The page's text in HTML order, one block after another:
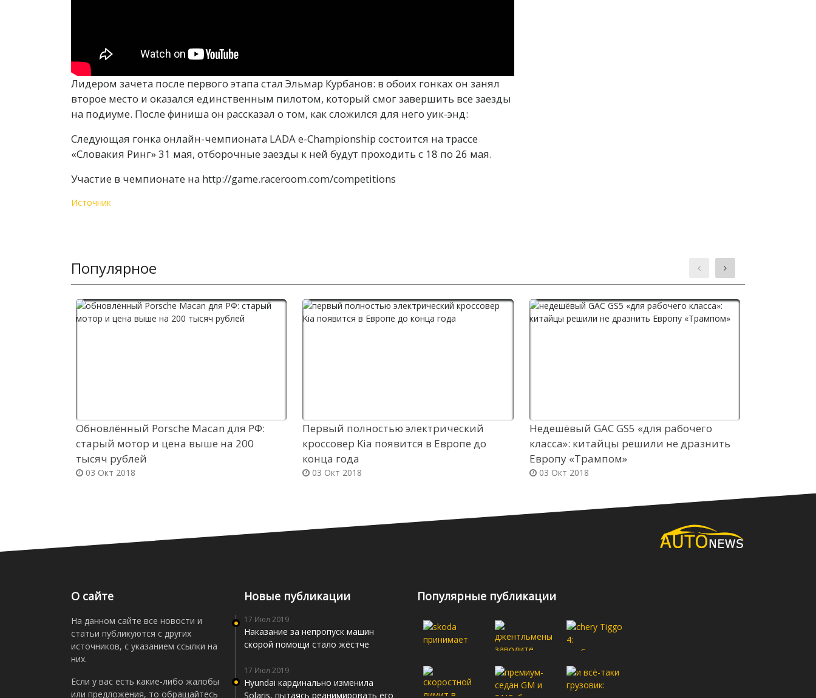
Лидером зачета после первого этапа стал Эльмар Курбанов: в обоих гонках он занял
второе место и оказался единственным пилотом, который смог завершить все заезды
на подиуме. После финиша он рассказал о том, как сложился для него уик-энд:
Следующая гонка онлайн-чемпионата LADA e-Championship состоится на трассе
«Словакия Ринг» 31 мая, отборочные заезды к ней будут проходить с 18 по 26 мая.
Участие в чемпионате на http://game.raceroom.com/competitions
Источник
Популярное
Обновлённый Porsche Macan для РФ:
старый мотор и цена выше на 200
тысяч рублей
03 Окт 2018
Первый полностью электрический
кроссовер Kia появится в Европе до
конца года
03 Окт 2018
Недешёвый GAC GS5 «для рабочего
класса»: китайцы решили не дразнить
Европу «Трампом»
03 Окт 2018
О сайте
На данном сайте все новости и
статьи публикуются с других
источников, с указанием ссылки на
них.
Если у вас есть какие-либо жалобы
или предложения, то обращайтесь
Новые публикации
17 Июл 2019
Наказание за непропуск машин
скорой помощи стало жёстче
17 Июл 2019
Hyundai кардинально изменила
Solaris, пытаясь реанимировать его
Популярные публикации